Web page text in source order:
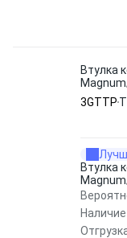
Втулка
3GTTP
Втулка
Наличие